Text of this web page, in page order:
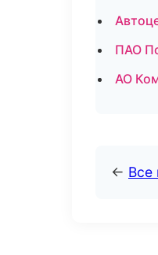
ПАО
АО
← Все